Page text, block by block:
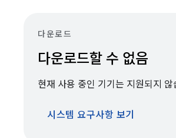
다운로드
다운로드할 수 없음
현재 사용 중인 기기는 지원되지 않
시스템 요구사항 보기